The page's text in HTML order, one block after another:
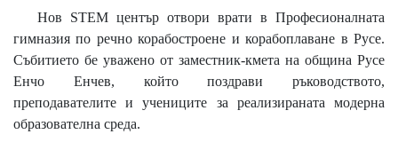
Нов STEM център отвори врати в Професионалната
гимназия по речно корабостроене и корабоплаване в Русе.
Събитието бе уважено от заместник-кмета на община Русе
Енчо Енчев, който поздрави ръководството,
преподавателите и учениците за реализираната модерна
образователна среда.